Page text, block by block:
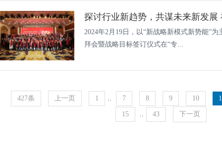
2024年2月19日，以“新战略新模式新势能”
拜会暨战略目标签订仪式在“专...
427条 上一页 1 .. 7 8 9 10
15 .. 43 下一页